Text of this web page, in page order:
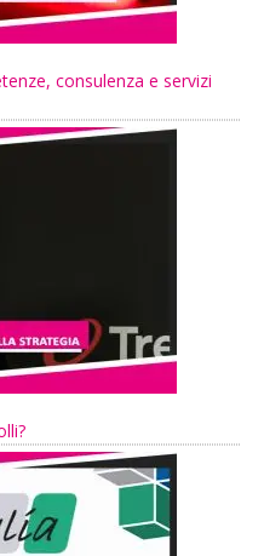
consulenza e servizi